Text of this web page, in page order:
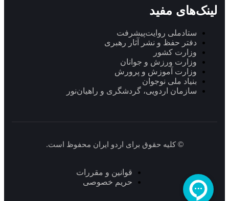
لینک‌های مفید
ستاد‌ملی روایت‌پیشرفت
دفتر حفظ و نشر آثار رهبری
وزارت کشور
وزارت ورزش و جوانان
وزارت آموزش و پرورش
بنیاد ملی نوجوان
سازمان اردویی، گردشگری و راهیان‌نور
© کلیه حقوق برای اردو ایران محفوظ است.
قوانین و مقررات
حریم خصوصی